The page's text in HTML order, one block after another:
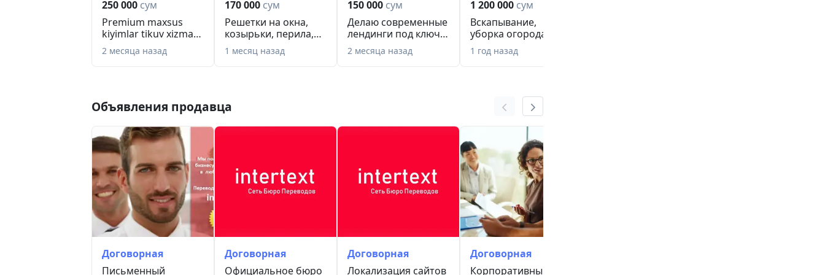
Мирзо-Улугбекский – тел. (97) 143-71-33
Яккасарайский – тел. (97) 480-70-33
Юнусабадский – тел. (97) 480-59-33
Учтепинский – тел. (97) 480-62-33
партнёра с высококвалифицированными специалистами, который гарантирует точный и
качественный перевод ваших документов любой сложности и тематики. Обращайтесь к нам
Ташкенте.
250 000 сум
Premium maxsus
kiyimlar tikuv xizmati
Премиальный ...
2 месяца назад
170 000 сум
Решетки на окна,
козырьки, перила,
ограждения, нав...
1 месяц назад
150 000 сум
Делаю современные
лендинги под ключ
за 3 дня. — Ин...
2 месяца назад
1 200 000 сум
Вскапывание,
уборка огорода.
Культиватор. Вывоз
му...
1 год назад
Объявления продавца
Договорная
Письменный
Договорная
Официальное бюро
Договорная
Локализация сайтов
Договорная
Корпоративный